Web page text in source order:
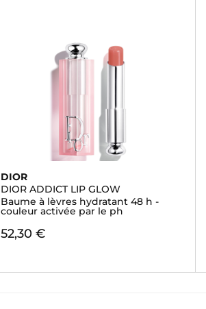
DIOR
DIOR ADDICT LIP GLOW
Baume à lèvres hydratant 48 h -
couleur activée par le ph
52,30 €